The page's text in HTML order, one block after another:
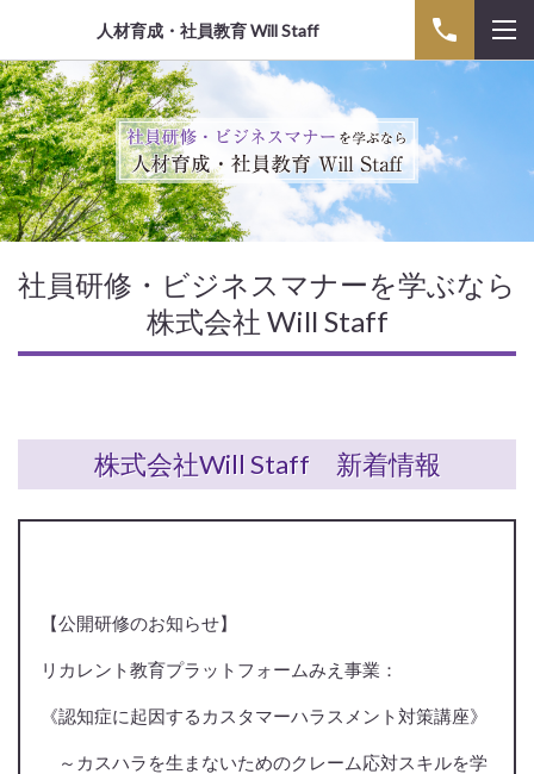
人材育成・社員教育 Will Staff
社員研修・ビジネスマナーを学ぶなら
株式会社 Will Staff
株式会社Will Staff 新着情報
【公開研修のお知らせ】
リカレント教育プラットフォームみえ事業：
《認知症に起因するカスタマーハラスメント対策講座》
～カスハラを生まないためのクレーム応対スキルを学